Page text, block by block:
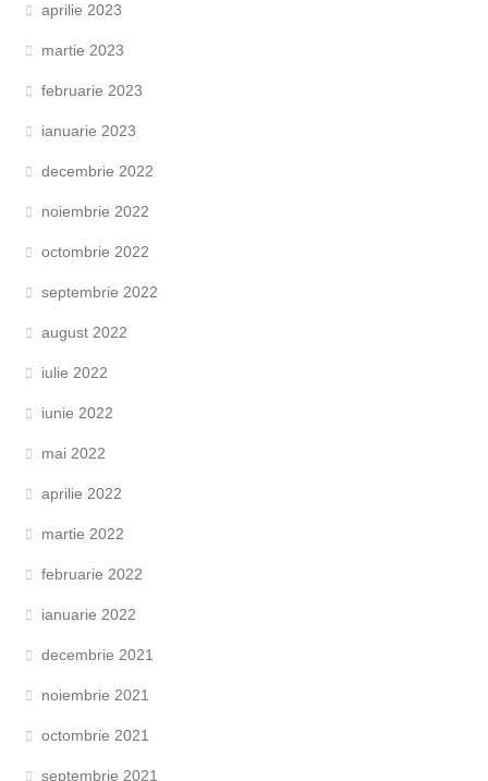
aprilie 2023
martie 2023
februarie 2023
ianuarie 2023
decembrie 2022
noiembrie 2022
octombrie 2022
septembrie 2022
august 2022
iulie 2022
iunie 2022
mai 2022
aprilie 2022
martie 2022
februarie 2022
ianuarie 2022
decembrie 2021
noiembrie 2021
octombrie 2021
septembrie 2021